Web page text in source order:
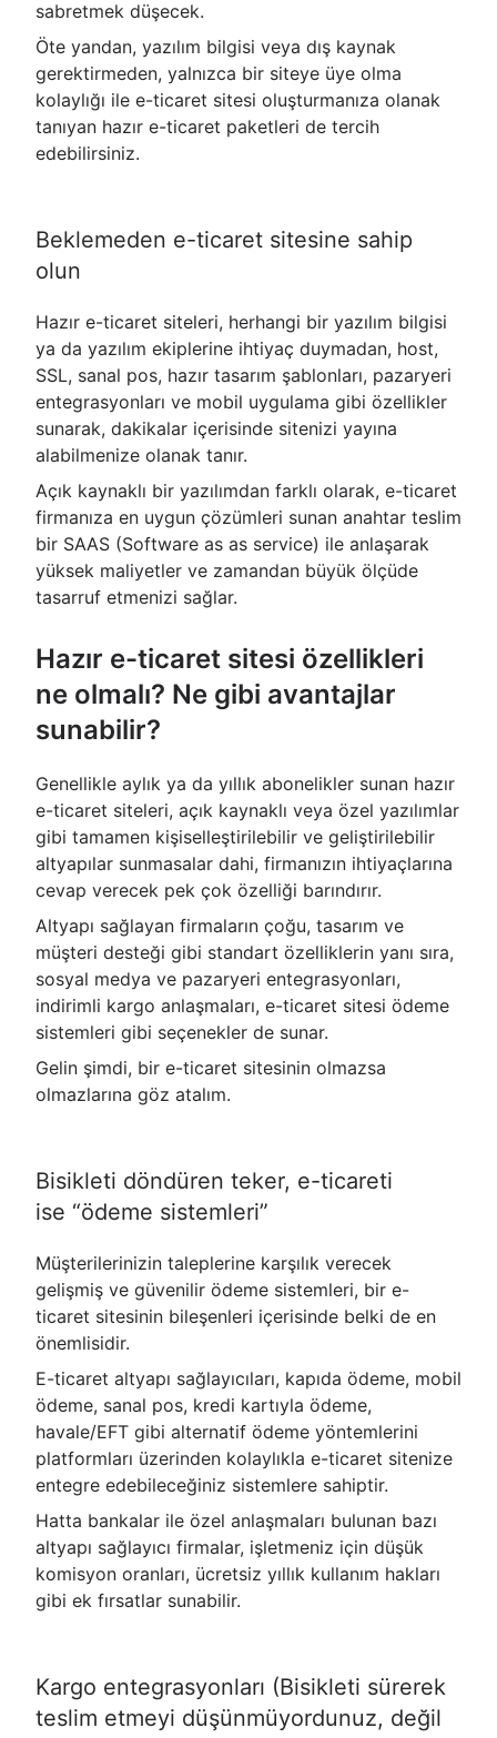
sabretmek düşecek.
Öte yandan, yazılım bilgisi veya dış kaynak
gerektirmeden, yalnızca bir siteye üye olma
kolaylığı ile e-ticaret sitesi oluşturmanıza olanak
tanıyan hazır e-ticaret paketleri de tercih
edebilirsiniz.
Beklemeden e-ticaret sitesine sahip
olun
Hazır e-ticaret siteleri, herhangi bir yazılım bilgisi
ya da yazılım ekiplerine ihtiyaç duymadan, host,
SSL, sanal pos, hazır tasarım şablonları, pazaryeri
entegrasyonları ve mobil uygulama gibi özellikler
sunarak, dakikalar içerisinde sitenizi yayına
alabilmenize olanak tanır.
Açık kaynaklı bir yazılımdan farklı olarak, e-ticaret
firmanıza en uygun çözümleri sunan anahtar teslim
bir SAAS (Software as as service) ile anlaşarak
yüksek maliyetler ve zamandan büyük ölçüde
tasarruf etmenizi sağlar.
Hazır e-ticaret sitesi özellikleri
ne olmalı? Ne gibi avantajlar
sunabilir?
Genellikle aylık ya da yıllık abonelikler sunan hazır
e-ticaret siteleri, açık kaynaklı veya özel yazılımlar
gibi tamamen kişiselleştirilebilir ve geliştirilebilir
altyapılar sunmasalar dahi, firmanızın ihtiyaçlarına
cevap verecek pek çok özelliği barındırır.
Altyapı sağlayan firmaların çoğu, tasarım ve
müşteri desteği gibi standart özelliklerin yanı sıra,
sosyal medya ve pazaryeri entegrasyonları,
indirimli kargo anlaşmaları, e-ticaret sitesi ödeme
sistemleri gibi seçenekler de sunar.
Gelin şimdi, bir e-ticaret sitesinin olmazsa
olmazlarına göz atalım.
Bisikleti döndüren teker, e-ticareti
ise “ödeme sistemleri”
Müşterilerinizin taleplerine karşılık verecek
gelişmiş ve güvenilir ödeme sistemleri, bir e-
ticaret sitesinin bileşenleri içerisinde belki de en
önemlisidir.
E-ticaret altyapı sağlayıcıları, kapıda ödeme, mobil
ödeme, sanal pos, kredi kartıyla ödeme,
havale/EFT gibi alternatif ödeme yöntemlerini
platformları üzerinden kolaylıkla e-ticaret sitenize
entegre edebileceğiniz sistemlere sahiptir.
Hatta bankalar ile özel anlaşmaları bulunan bazı
altyapı sağlayıcı firmalar, işletmeniz için düşük
komisyon oranları, ücretsiz yıllık kullanım hakları
gibi ek fırsatlar sunabilir.
Kargo entegrasyonları (Bisikleti sürerek
teslim etmeyi düşünmüyordunuz, değil